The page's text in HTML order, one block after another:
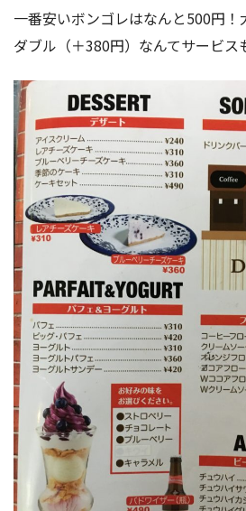
一番安いボンゴレはなんと500円！
ダブル（＋380円）なんてサービス